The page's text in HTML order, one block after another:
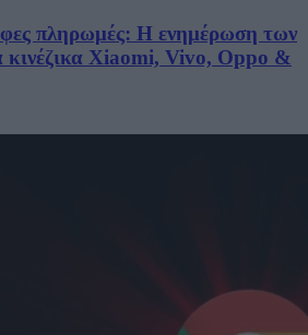
πληρωμές: Η ενημέρωση των
κινέζικα Xiaomi, Vivo, Oppo &